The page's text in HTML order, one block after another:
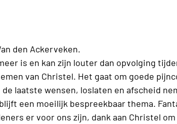
den Ackerveken.
is en kan zijn louter dan opvolging
van Christel. Het gaat om goede
laatste wensen, loslaten en afscheid
een moeilijk bespreekbaar thema.
er voor ons zijn, dank aan Christel